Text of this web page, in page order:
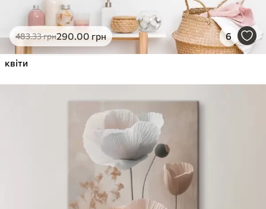
483.33грн290.00 грн 6
квіти